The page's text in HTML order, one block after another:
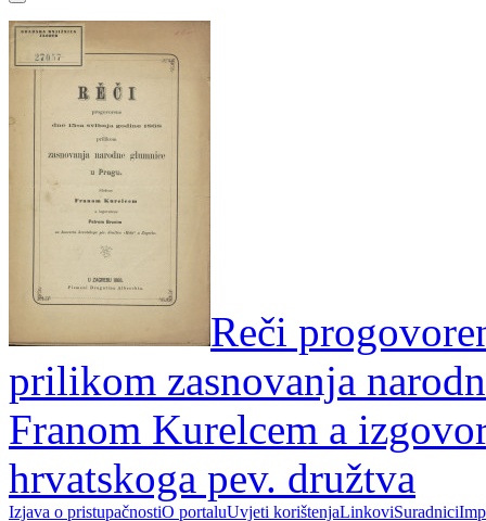
Reči
prilikom zasnovanja
Franom Kurelcem a
hrvatskoga pev. družtva
Izjava o pristupačnostiO portaluUvjeti korištenjaLinkoviSuradnici